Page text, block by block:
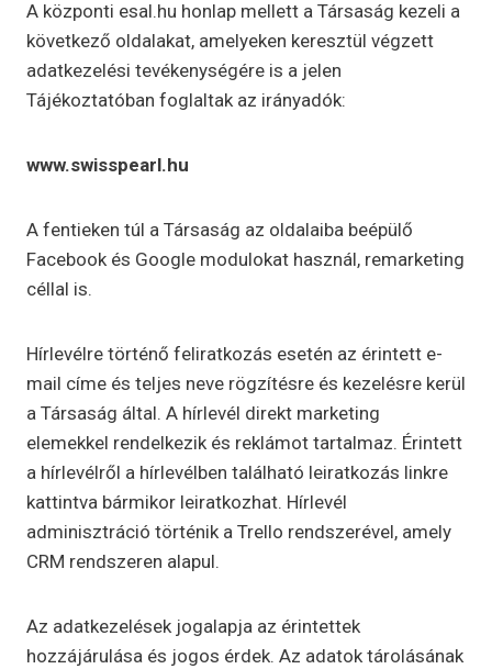
A központi esal.hu honlap mellett a Társaság kezeli a
következő oldalakat, amelyeken keresztül végzett
adatkezelési tevékenységére is a jelen
Tájékoztatóban foglaltak az irányadók:
www.swisspearl.hu
A fentieken túl a Társaság az oldalaiba beépülő
Facebook és Google modulokat használ, remarketing
céllal is.
Hírlevélre történő feliratkozás esetén az érintett e-
mail címe és teljes neve rögzítésre és kezelésre kerül
a Társaság által. A hírlevél direkt marketing
elemekkel rendelkezik és reklámot tartalmaz. Érintett
a hírlevélről a hírlevélben található leiratkozás linkre
kattintva bármikor leiratkozhat. Hírlevél
adminisztráció történik a Trello rendszerével, amely
CRM rendszeren alapul.
Az adatkezelések jogalapja az érintettek
hozzájárulása és jogos érdek. Az adatok tárolásának